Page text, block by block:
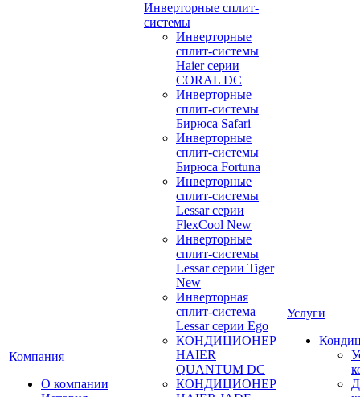
Компания
О компании
Инверторные сплит-
системы
Инверторные
сплит-системы
Haier серии
CORAL DC
Инверторные
сплит-системы
Бирюса Safari
Инверторные
сплит-системы
Бирюса Fortuna
Инверторные
сплит-системы
Lessar серии
FlexCool New
Инверторные
сплит-системы
Lessar серии Tiger
New
Инверторная
сплит-система
Lessar серии Ego
КОНДИЦИОНЕР
HAIER
QUANTUM DC
КОНДИЦИОНЕР
Услуги